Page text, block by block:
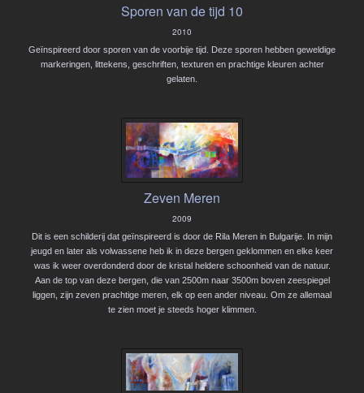
Sporen van de tijd 10
2010
Geïnspireerd door sporen van de voorbije tijd. Deze sporen hebben geweldige
markeringen, littekens, geschriften, texturen en prachtige kleuren achter
gelaten.
Zeven Meren
2009
Dit is een schilderij dat geïnspireerd is door de Rila Meren in Bulgarije. In mijn
jeugd en later als volwassene heb ik in deze bergen geklommen en elke keer
was ik weer overdonderd door de kristal heldere schoonheid van de natuur.
Aan de top van deze bergen, die van 2500m naar 3500m boven zeespiegel
liggen, zijn zeven prachtige meren, elk op een ander niveau. Om ze allemaal
te zien moet je steeds hoger klimmen.